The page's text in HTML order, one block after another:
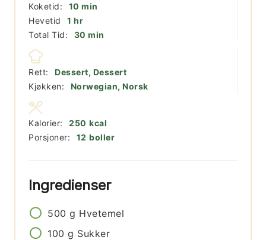
Koketid:
10 minutter
min
Hevetid
1 time
hr
Total Tid:
30 minutter
min
Rett:
Dessert, Dessert
Kjøkken:
Norwegian, Norsk
Porsjoner: 12 boller
Kalorier: 250 kcal
Ingredienser
500 g Hvetemel
100 g Sukker